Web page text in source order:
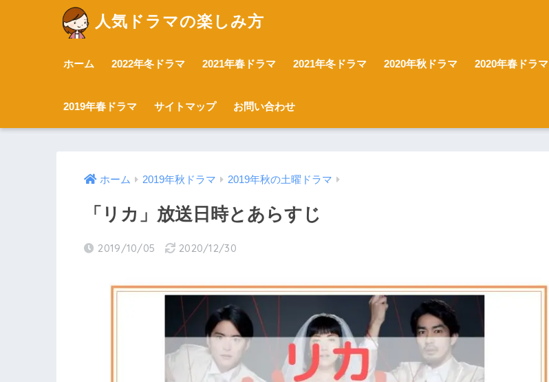
人気ドラマの楽しみ方
ホーム 2022年冬ドラマ 2021年春ドラマ 2021年冬ドラマ 2020年秋ドラマ 2020年春ドラマ
2019年春ドラマ サイトマップ お問い合わせ
ホーム 2019年秋ドラマ 2019年秋の土曜ドラマ
「リカ」放送日時とあらすじ
2019/10/05 2020/12/30